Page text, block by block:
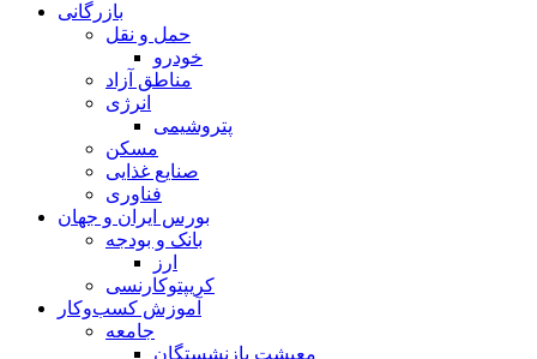
بازرگانی
حمل و نقل
خودرو
مناطق آزاد
انرژی
پتروشیمی
مسکن
صنایع غذایی
فناوری
بورس ایران و جهان
بانک و بودجه
ارز
کریپتوکارنسی
آموزش کسب‌وکار
جامعه
معیشت بازنشستگان